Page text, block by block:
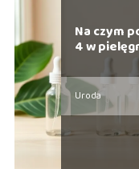
Na czym
4 w
Uroda